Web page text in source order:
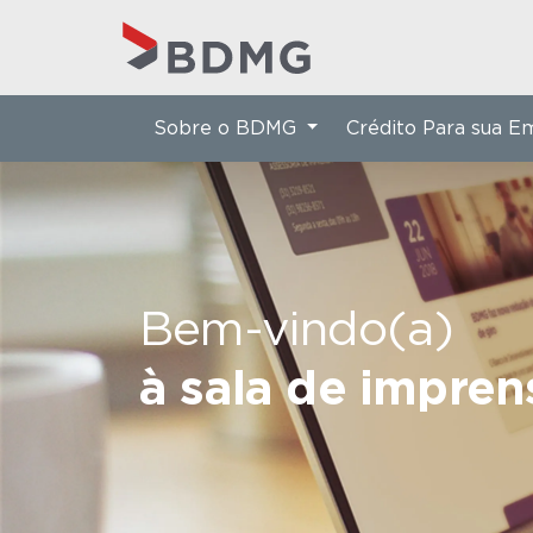
Bem-vindo(a)
à sala de
Sobre o BDMG Crédito Para sua